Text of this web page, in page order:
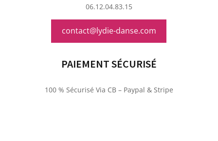
06.12.04.83.15
contact@lydie-danse.com
PAIEMENT SÉCURISÉ
100 % Sécurisé Via CB – Paypal & Stripe